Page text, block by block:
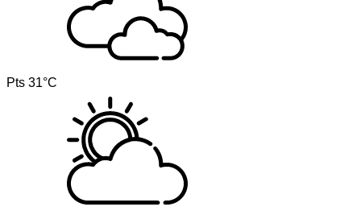
Pts 31°C